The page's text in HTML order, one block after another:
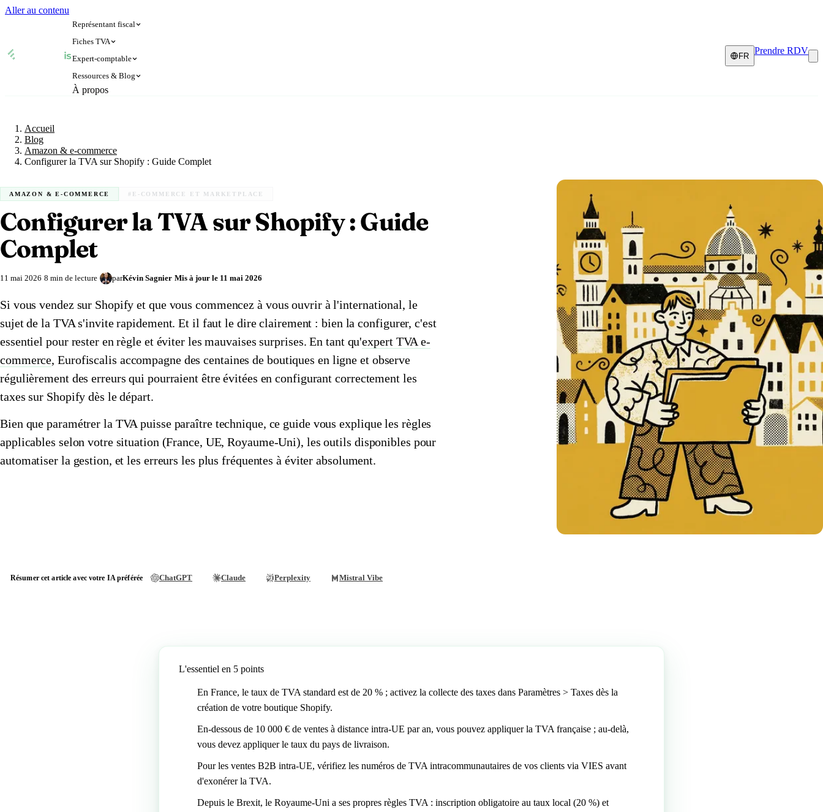
Aller au contenu
Représentant fiscal
🇫🇷
🇨🇭Suisse
🇳🇱Pays-Bas
Amazon
Fiches TVA
🇫🇷France
🇳🇴Norvège
Toutes les fiches pays
Expert-comptable
Ressources & Blog
Vérifier un n° TVA
Simulateur n° TVA
À propos
FR Prendre RDV
Accueil
Blog
Amazon & e-commerce
Configurer la TVA sur Shopify : Guide Complet
AMAZON & E-COMMERCE #E-COMMERCE ET MARKETPLACE
Configurer la TVA sur Shopify : Guide
Complet
11 mai 2026 8 min de lecture parKévin Sagnier Mis à jour le 11 mai 2026
Si vous vendez sur Shopify et que vous commencez à vous ouvrir à l'international, le
sujet de la TVA s'invite rapidement. Et il faut le dire clairement : bien la configurer, c'est
essentiel pour rester en règle et éviter les mauvaises surprises. En tant qu'expert TVA e-
commerce, Eurofiscalis accompagne des centaines de boutiques en ligne et observe
régulièrement des erreurs qui pourraient être évitées en configurant correctement les
taxes sur Shopify dès le départ.
Bien que paramétrer la TVA puisse paraître technique, ce guide vous explique les règles
applicables selon votre situation (France, UE, Royaume-Uni), les outils disponibles pour
automatiser la gestion, et les erreurs les plus fréquentes à éviter absolument.
Résumer cet article avec votre IA préférée ChatGPT Claude Perplexity Mistral Vibe
L'essentiel en 5 points
En France, le taux de TVA standard est de 20 % ; activez la collecte des taxes dans Paramètres > Taxes dès la
création de votre boutique Shopify.
En-dessous de 10 000 € de ventes à distance intra-UE par an, vous pouvez appliquer la TVA française ; au-delà,
vous devez appliquer le taux du pays de livraison.
Pour les ventes B2B intra-UE, vérifiez les numéros de TVA intracommunautaires de vos clients via VIES avant
d'exonérer la TVA.
Depuis le Brexit, le Royaume-Uni a ses propres règles TVA : inscription obligatoire au taux local (20 %) et